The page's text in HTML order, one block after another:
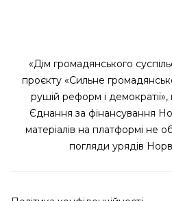
«Дім громадянського
проєкту «Сильне
рушій реформ і
Єднання за фінансування
матеріалів на платформі не
погляди урядів